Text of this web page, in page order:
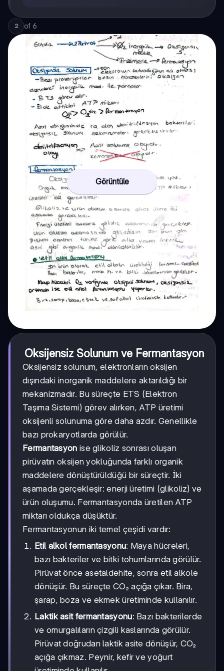
2 of 6
Görüntüle
Oksijensiz Solunum ve Fermantasyon
Oksijensiz solunum, elektronların oksijen
dışındaki inorganik maddelere aktarıldığı bir
mekanizmadır. Bu süreçte ETS (Elektron
Taşıma Sistemi) görev alırken, ATP üretimi
oksijenli solunuma göre daha azdır. Genellikle
bazı prokaryotlarda görülür.
Fermantasyon ise glikoliz sonrası oluşan
pirüvatın oksijen yokluğunda farklı organik
maddelere dönüştürüldüğü bir süreçtir. İki
aşamada gerçekleşir: enerji üretimi (glikoliz) ve
ürün oluşumu. Fermantasyonda üretilen ATP
miktarı oldukça düşüktür.
Fermantasyonun iki temel çeşidi vardır:
Etil alkol fermantasyonu: Maya hücreleri,
bazı bakteriler ve bitki tohumlarında görülür.
Pirüvat önce asetaldehite, sonra etil alkole
dönüşür. Bu süreçte CO₂ açığa çıkar. Bira,
şarap, boza ve ekmek üretiminde kullanılır.
Laktik asit fermantasyonu: Bazı bakterilerde
ve omurgalıların çizgili kaslarında görülür.
Pirüvat doğrudan laktik asite dönüşür, CO₂
açığa çıkmaz. Peynir, kefir ve yoğurt